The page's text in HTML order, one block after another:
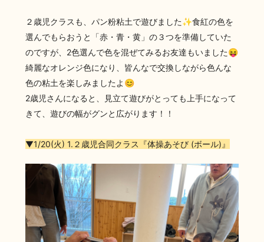
２歳児クラスも、パン粉粘土で遊びました✨食紅の色を
選んでもらおうと「赤・青・黄」の３つを準備していた
のですが、2色選んで色を混ぜてみるお友達もいました😝
綺麗なオレンジ色になり、皆んなで交換しながら色んな
色の粘土を楽しみましたよ😊
2歳児さんになると、見立て遊びがとっても上手になって
きて、遊びの幅がグンと広がります！！
▼1/20(火) 1.２歳児合同クラス『体操あそび (ボール)』